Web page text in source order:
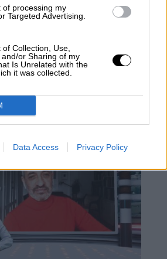
of processing my
Targeted Advertising.
Collection, Use,
or Sharing of my
Is Unrelated with the
it was collected.
Data Access Privacy Policy
y condenar casos como el
sin embargo, los socialistas
una oficina sería suficiente y
idea está “un poco